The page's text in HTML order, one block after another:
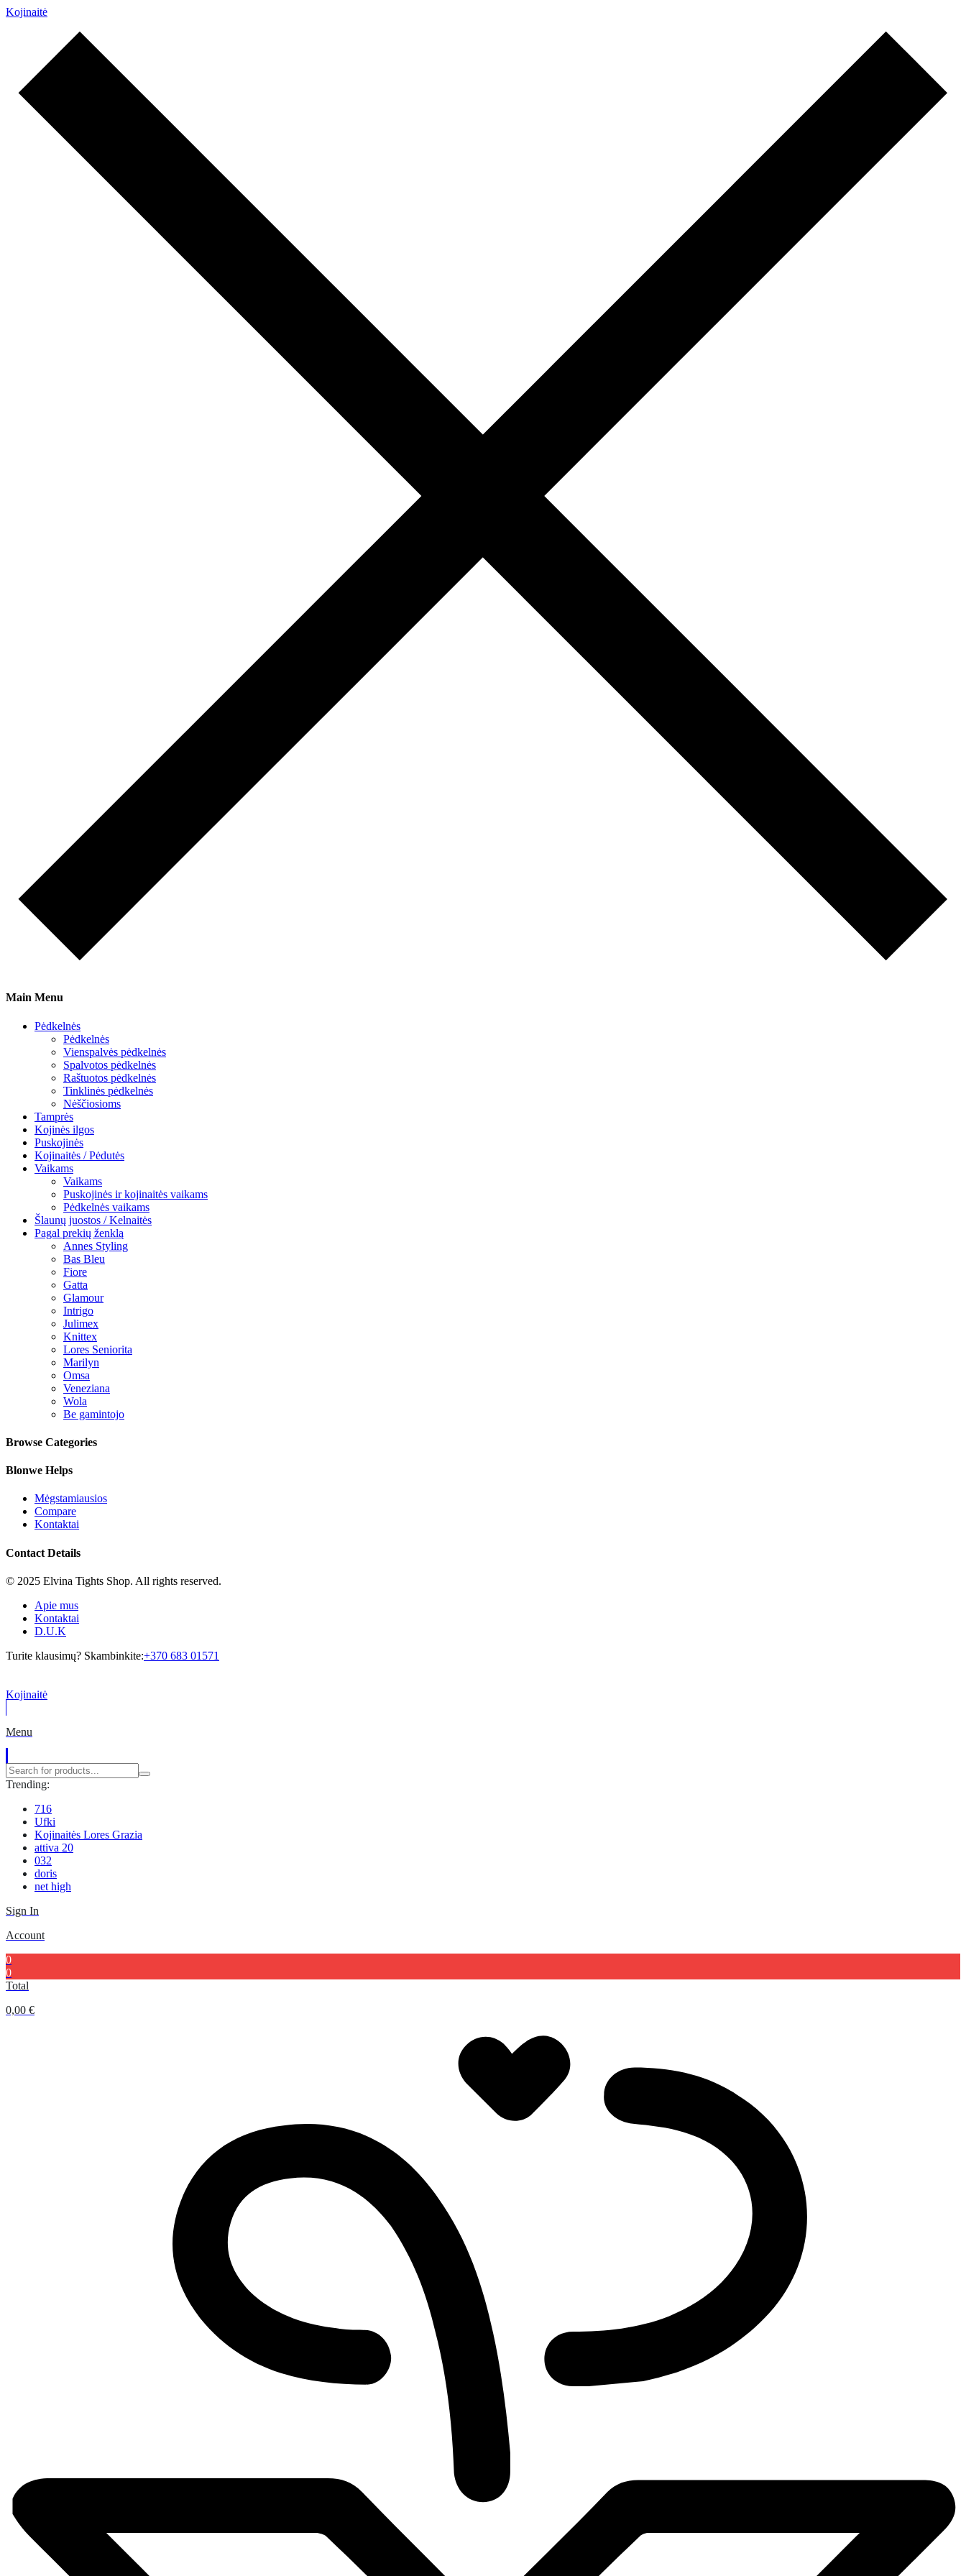
Kojinaitė
Main Menu
Pėdkelnės
Pėdkelnės
Vienspalvės pėdkelnės
Spalvotos pėdkelnės
Raštuotos pėdkelnės
Tinklinės pėdkelnės
Nėščiosioms
Tamprės
Kojinės ilgos
Puskojinės
Kojinaitės / Pėdutės
Vaikams
Vaikams
Puskojinės ir kojinaitės vaikams
Pėdkelnės vaikams
Šlaunų juostos / Kelnaitės
Pagal prekių ženklą
Annes Styling
Bas Bleu
Fiore
Gatta
Glamour
Intrigo
Julimex
Knittex
Lores Seniorita
Marilyn
Omsa
Veneziana
Wola
Be gamintojo
Browse Categories
Blonwe Helps
Mėgstamiausios
Compare
Kontaktai
Contact Details
© 2025 Elvina Tights Shop. All rights reserved.
Apie mus
Kontaktai
D.U.K
Turite klausimų? Skambinkite:+370 683 01571
Kojinaitė
Menu
Trending:
716
Ufki
Kojinaitės Lores Grazia
attiva 20
032
doris
net high
Sign In
Account
0
0
Total
0,00 €